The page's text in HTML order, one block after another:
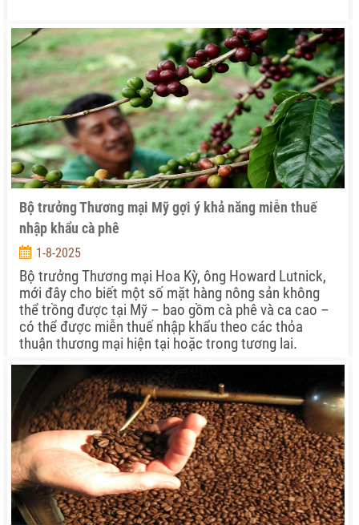
Bộ trưởng Thương mại Mỹ gợi ý khả năng miễn thuế
nhập khẩu cà phê
1-8-2025
Bộ trưởng Thương mại Hoa Kỳ, ông Howard Lutnick,
mới đây cho biết một số mặt hàng nông sản không
thể trồng được tại Mỹ – bao gồm cà phê và ca cao –
có thể được miễn thuế nhập khẩu theo các thỏa
thuận thương mại hiện tại hoặc trong tương lai.